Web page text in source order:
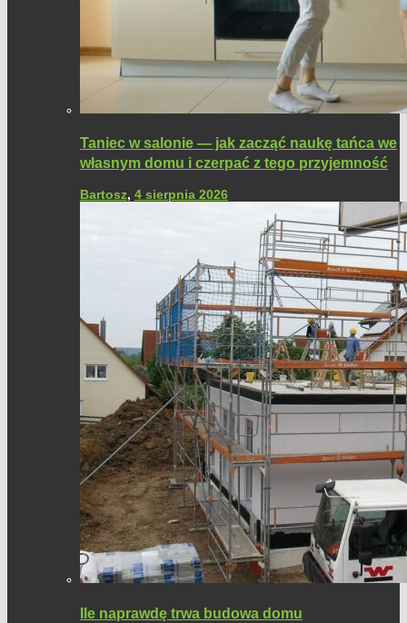
Taniec w salonie — jak zacząć naukę tańca we
własnym domu i czerpać z tego przyjemność
Bartosz, 4 sierpnia 2026
Ile naprawdę trwa budowa domu